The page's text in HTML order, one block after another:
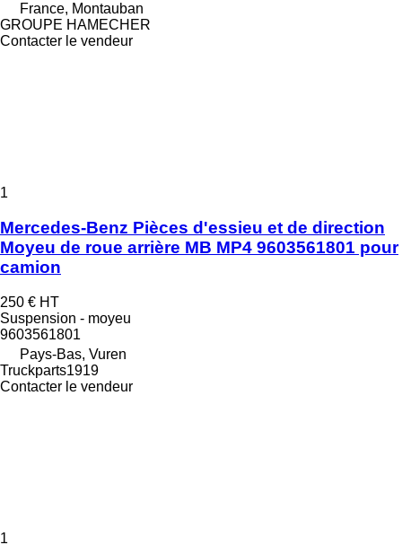
France, Montauban
GROUPE HAMECHER
Contacter le vendeur
1
Mercedes-Benz Pièces d'essieu et de direction
Moyeu de roue arrière MB MP4 9603561801 pour
camion
250 € HT
Suspension - moyeu
9603561801
Pays-Bas, Vuren
Truckparts1919
Contacter le vendeur
1